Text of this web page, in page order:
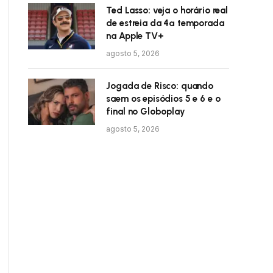
Ted Lasso: veja o horário real
de estreia da 4ª temporada
na Apple TV+
agosto 5, 2026
Jogada de Risco: quando
saem os episódios 5 e 6 e o
final no Globoplay
agosto 5, 2026